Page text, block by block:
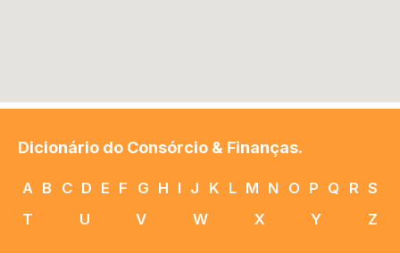
Dicionário do Consórcio & Finanças.
A B C D E F G H I J K L M N O P Q R S
T
U V W X Y Z